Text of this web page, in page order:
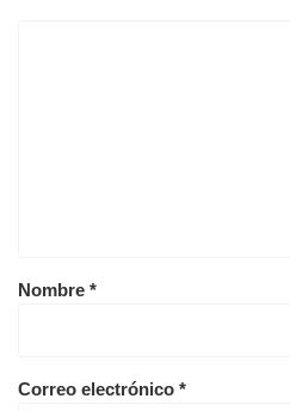
Nombre *
Correo electrónico *